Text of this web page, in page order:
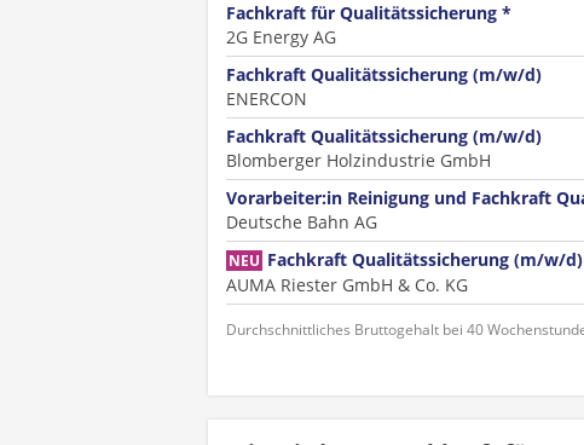
Fachkraft für Qualitätssicherung *
2G Energy AG
Fachkraft Qualitätssicherung (m/w/d)
ENERCON
Fachkraft Qualitätssicherung (m/w/d)
Blomberger Holzindustrie GmbH
Vorarbeiter:in Reinigung und Fachkraft
Deutsche Bahn AG
NEU Fachkraft Qualitätssicherung (m/w/d)
AUMA Riester GmbH & Co. KG
Durchschnittliches Bruttogehalt bei 40